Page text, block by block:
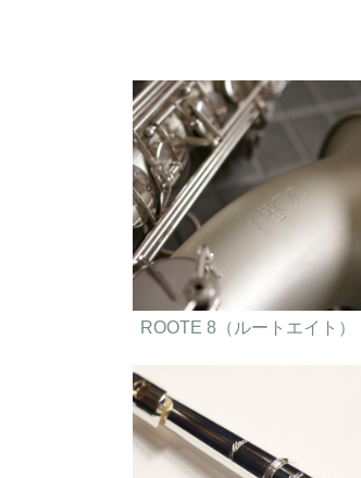
ROOTE 8（ルートエイト）